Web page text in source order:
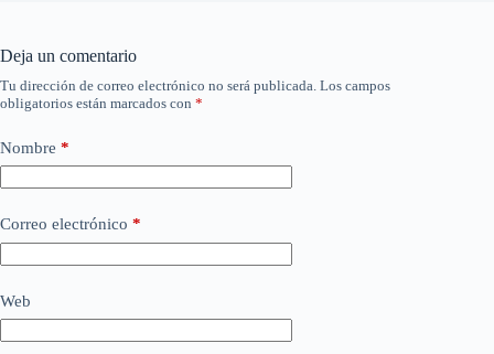
Deja un comentario
Tu dirección de correo electrónico no será publicada. Los campos
obligatorios están marcados con *
Nombre *
Correo electrónico *
Web